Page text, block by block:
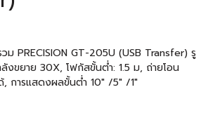
ม PRECISION GT-205U (USB Transfer) รู
งขยาย 30X, โฟกัสขั้นต่ำ: 1.5 ม, ถ่ายโอน
, การแสดงผลขั้นต่ำ 10" /5" /1"